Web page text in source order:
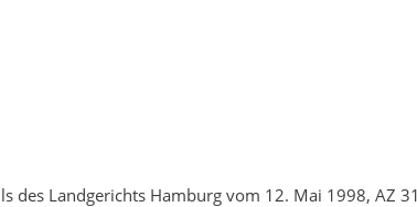
des Landgerichts Hamburg vom 12. Mai 1998, AZ